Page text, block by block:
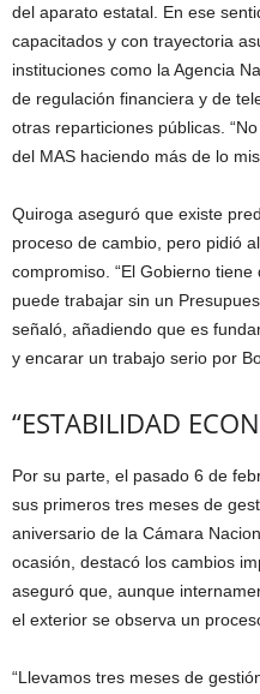
del aparato estatal. En ese
capacitados y con trayectoria
instituciones como la Agencia
de regulación financiera y de
otras reparticiones públicas.
del MAS haciendo más de lo
Quiroga aseguró que existe
proceso de cambio, pero pidió
compromiso. “El Gobierno
puede trabajar sin un
señaló, añadiendo que es
y encarar un trabajo serio por
“ESTABILIDAD
Por su parte, el pasado 6 de
sus primeros tres meses de
aniversario de la Cámara
ocasión, destacó los cambios
aseguró que, aunque
el exterior se observa un
“Llevamos tres meses de